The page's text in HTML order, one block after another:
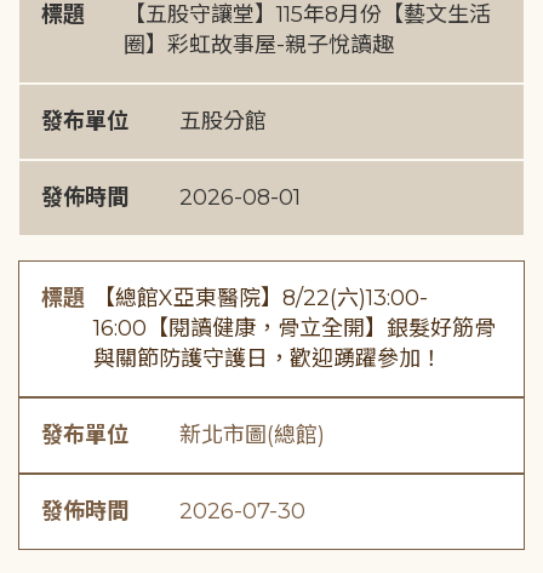
標題
【五股守讓堂】115年8月份【藝文生活
圈】彩虹故事屋-親子悅讀趣
發布單位 五股分館
發佈時間 2026-08-01
標題
【總館X亞東醫院】8/22(六)13:00-
16:00【閱讀健康，骨立全開】銀髮好筋骨
與關節防護守護日，歡迎踴躍參加！
發布單位 新北市圖(總館)
發佈時間 2026-07-30